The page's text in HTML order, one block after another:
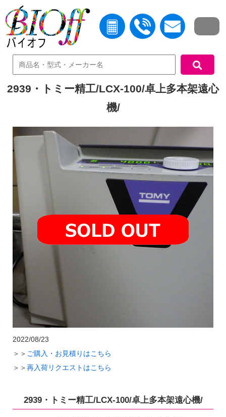
中古機器検索
2939・トミー精工/LCX-100/卓上多本架遠心
機/
2022/08/23
＞＞ ご購入・お見積りはこちら
＞＞再入荷リクエストはこちら
2939・トミー精工/LCX-100/卓上多本架遠心機/